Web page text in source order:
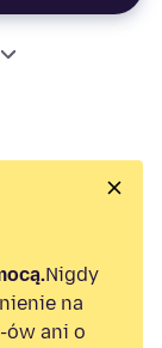
Nigdy
na
ów ani o